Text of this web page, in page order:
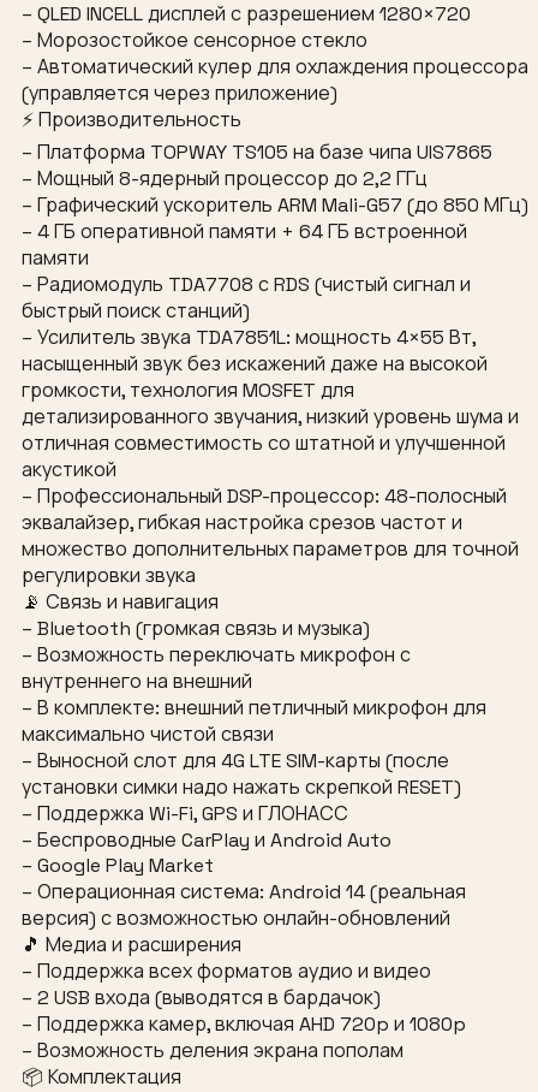
– QLED INCELL дисплей с разрешением 1280×720
– Морозостойкое сенсорное стекло
– Автоматический кулер для охлаждения процессора
(управляется через приложение)
⚡ Производительность
– Платформа TOPWAY TS105 на базе чипа UIS7865
– Мощный 8-ядерный процессор до 2,2 ГГц
– Графический ускоритель ARM Mali-G57 (до 850 МГц)
– 4 ГБ оперативной памяти + 64 ГБ встроенной
памяти
– Радиомодуль TDA7708 с RDS (чистый сигнал и
быстрый поиск станций)
– Усилитель звука TDA7851L: мощность 4×55 Вт,
насыщенный звук без искажений даже на высокой
громкости, технология MOSFET для
детализированного звучания, низкий уровень шума и
отличная совместимость со штатной и улучшенной
акустикой
– Профессиональный DSP-процессор: 48-полосный
эквалайзер, гибкая настройка срезов частот и
множество дополнительных параметров для точной
регулировки звука
📡 Связь и навигация
– Bluetooth (громкая связь и музыка)
– Возможность переключать микрофон с
внутреннего на внешний
– В комплекте: внешний петличный микрофон для
максимально чистой связи
– Выносной слот для 4G LTE SIM-карты (после
установки симки надо нажать скрепкой RESET)
– Поддержка Wi-Fi, GPS и ГЛОНАСС
– Беспроводные CarPlay и Android Auto
– Google Play Market
– Операционная система: Android 14 (реальная
версия) с возможностью онлайн-обновлений
🎵 Медиа и расширения
– Поддержка всех форматов аудио и видео
– 2 USB входа (выводятся в бардачок)
– Поддержка камер, включая AHD 720p и 1080p
– Возможность деления экрана пополам
📦 Комплектация